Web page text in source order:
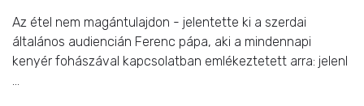
Az étel nem magántulajdon - jelentette ki a szerdai
általános audiencián Ferenc pápa, aki a mindennapi
kenyér fohászával kapcsolatban emlékeztetett arra: jelenl
...